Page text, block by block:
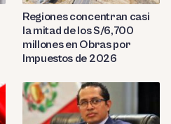
Regiones concentran casi
la mitad de los S/6,700
millones en Obras por
Impuestos de 2026